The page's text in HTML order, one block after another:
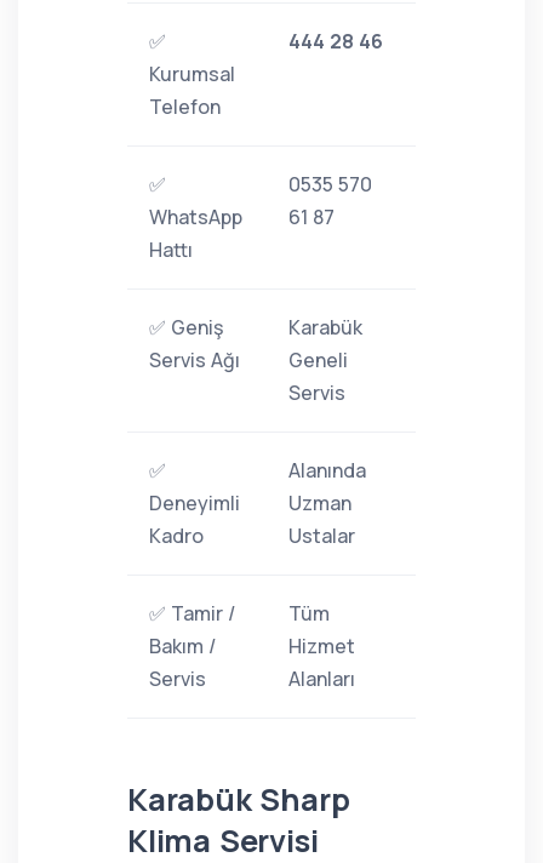
✅
Kurumsal
Telefon
444 28 46
✅
WhatsApp
Hattı
0535 570
61 87
✅ Geniş
Servis Ağı
Karabük
Geneli
Servis
✅
Deneyimli
Kadro
Alanında
Uzman
Ustalar
✅ Tamir /
Bakım /
Servis
Tüm
Hizmet
Alanları
Karabük Sharp
Klima Servisi